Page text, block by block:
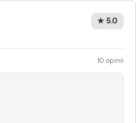
★ 5.0
10 opinii